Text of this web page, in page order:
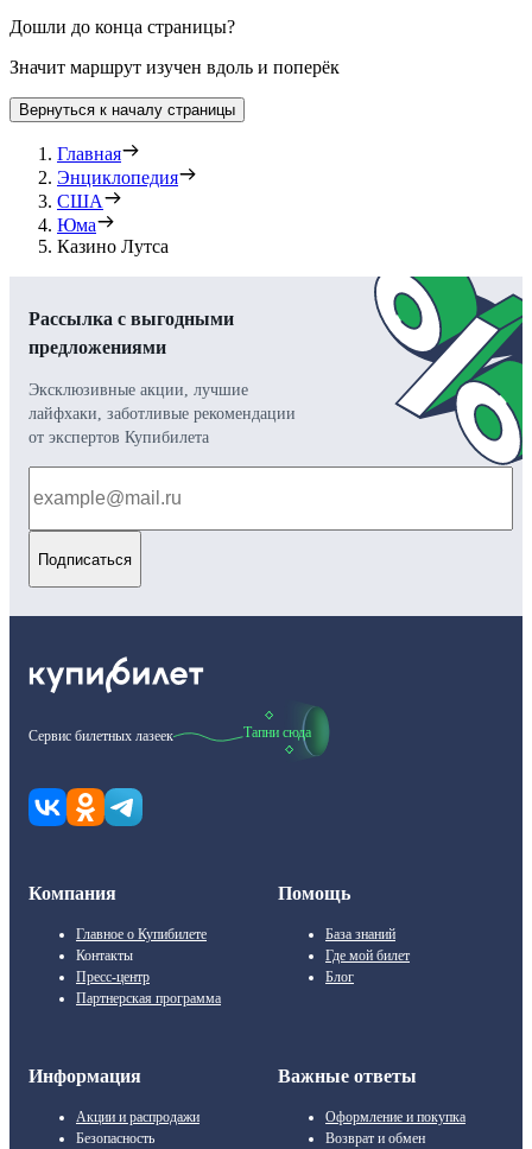
Дошли до конца страницы?
Значит маршрут изучен вдоль и поперёк
Вернуться к началу страницы
Главная
Энциклопедия
США
Юма
Казино Лутса
Рассылка с выгодными
предложениями
Эксклюзивные акции, лучшие
лайфхаки, заботливые рекомендации
от экспертов Купибилета
Подписаться
Сервис билетных лазеек Тапни сюда
Компания
Главное о Купибилете
Контакты
Пресс-центр
Партнерская программа
Помощь
База знаний
Где мой билет
Блог
Информация
Акции и распродажи
Безопасность
Важные ответы
Оформление и покупка
Возврат и обмен